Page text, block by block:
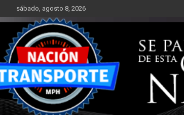
al
contenido
sábado, agosto 8, 2026